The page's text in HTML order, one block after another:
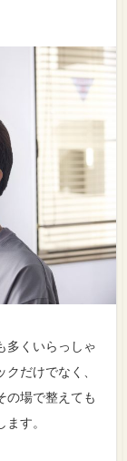
多くいらっしゃ
だけでなく、
の場で整えても
す。